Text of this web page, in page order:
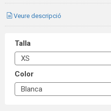
Veure descripció
Talla
Color